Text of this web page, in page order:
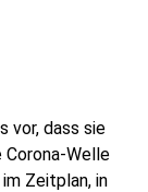
vor, dass sie
Corona-Welle
Zeitplan, in